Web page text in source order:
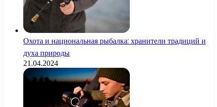
Охота и национальная рыбалка: хранители традиций и
духа природы
21.04.2024